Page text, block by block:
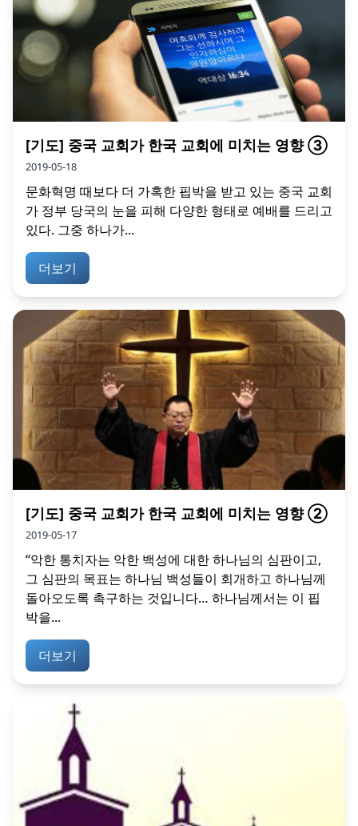
[기도] 중국 교회가 한국 교회에 미치는 영향 ③
2019-05-18
문화혁명 때보다 더 가혹한 핍박을 받고 있는 중국 교회
가 정부 당국의 눈을 피해 다양한 형태로 예배를 드리고
있다. 그중 하나가...
더보기
[기도] 중국 교회가 한국 교회에 미치는 영향 ②
2019-05-17
“악한 통치자는 악한 백성에 대한 하나님의 심판이고,
그 심판의 목표는 하나님 백성들이 회개하고 하나님께
돌아오도록 촉구하는 것입니다… 하나님께서는 이 핍
박을...
더보기